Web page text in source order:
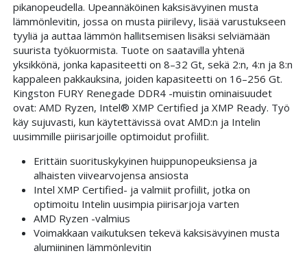
pikanopeudella. Upeannäköinen kaksisävyinen musta
lämmönlevitin, jossa on musta piirilevy, lisää varustukseen
tyyliä ja auttaa lämmön hallitsemisen lisäksi selviämään
suurista työkuormista. Tuote on saatavilla yhtenä
yksikkönä, jonka kapasiteetti on 8–32 Gt, sekä 2:n, 4:n ja 8:n
kappaleen pakkauksina, joiden kapasiteetti on 16–256 Gt.
Kingston FURY Renegade DDR4 -muistin ominaisuudet
ovat: AMD Ryzen, Intel® XMP Certified ja XMP Ready. Työ
käy sujuvasti, kun käytettävissä ovat AMD:n ja Intelin
uusimmille piirisarjoille optimoidut profiilit.
Erittäin suorituskykyinen huippunopeuksiensa ja
alhaisten viivearvojensa ansiosta
Intel XMP Certified- ja valmiit profiilit, jotka on
optimoitu Intelin uusimpia piirisarjoja varten
AMD Ryzen -valmius
Voimakkaan vaikutuksen tekevä kaksisävyinen musta
alumiininen lämmönlevitin